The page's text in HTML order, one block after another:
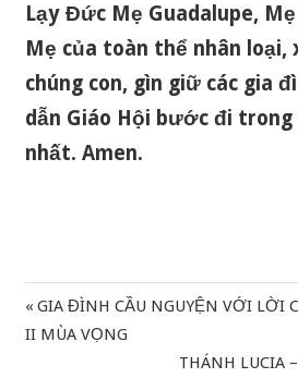
Lạy Đức Mẹ Guadalupe,
Mẹ của toàn thể nhân loại,
chúng con, gìn giữ các gia
dẫn Giáo Hội bước đi trong
nhất. Amen.
Điều
Previous
Post:
GIA ĐÌNH CẦU NGUYỆN VỚI LỜI
II MÙA VỌNG
Next
THÁNH LUCIA